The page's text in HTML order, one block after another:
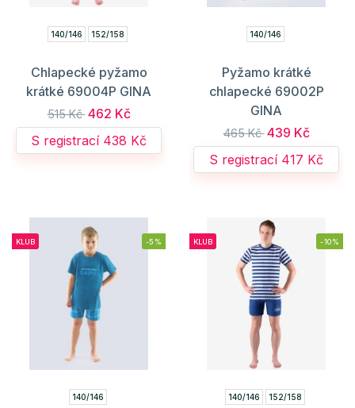
140/146 152/158
Chlapecké pyžamo
krátké 69004P GINA
515 Kč 462 Kč
S registrací 438 Kč
140/146
Pyžamo krátké
chlapecké 69002P
GINA
465 Kč 439 Kč
S registrací 417 Kč
KLUB -5%
140/146
KLUB -10%
140/146 152/158